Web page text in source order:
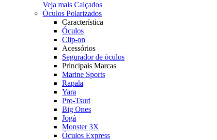
Veja mais Calçados
Óculos Polarizados
Característica
Óculos
Clip-on
Acessórios
Segurador de óculos
Principais Marcas
Marine Sports
Rapala
Yara
Pro-Tsuri
Big Ones
Jogá
Monster 3X
Óculos Express